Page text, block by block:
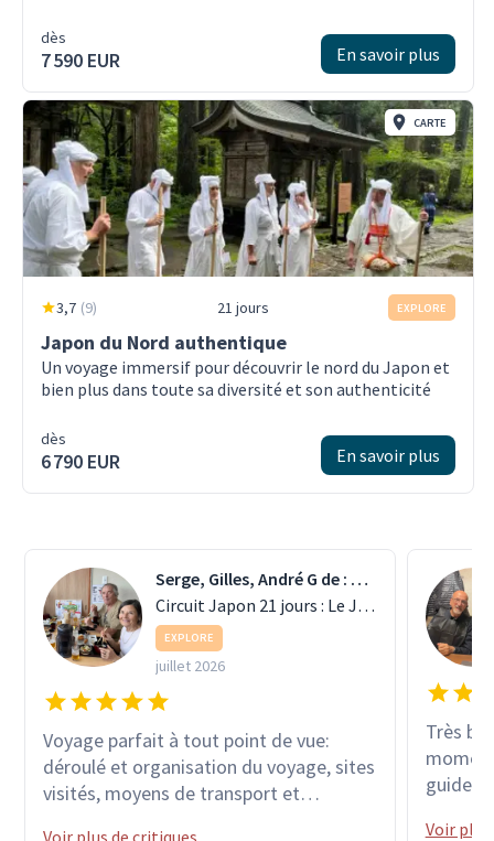
dès
7 590 EUR En savoir plus
CARTE
3,7 (9) 21 jours EXPLORE
Japon du Nord authentique
Un voyage immersif pour découvrir le nord du Japon et
bien plus dans toute sa diversité et son authenticité
dès
6 790 EUR En savoir plus
Serge, Gilles, André G de : ST MEDARD EN JALLES
Circuit Japon 21 jours : Le Japon autrement
EXPLORE
juillet 2026
Voyage parfait à tout point de vue:
déroulé et organisation du voyage, sites
visités, moyens de transport et
Très
guide a
Voir